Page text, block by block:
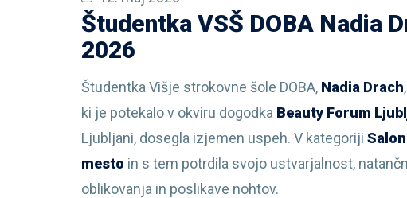
Študentka VSŠ DOBA Nadia
2026
Študentka Višje strokovne šole DOBA, Nadia Drach
ki je potekalo v okviru dogodka Beauty Forum
Ljubljani, dosegla izjemen uspeh. V kategoriji
mesto in s tem potrdila svojo ustvarjalnost,
oblikovanja in poslikave nohtov.